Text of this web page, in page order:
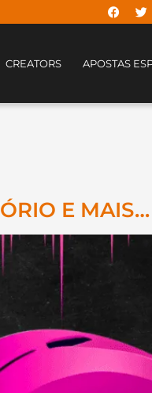
CREATORS APOSTAS
E MAIS…